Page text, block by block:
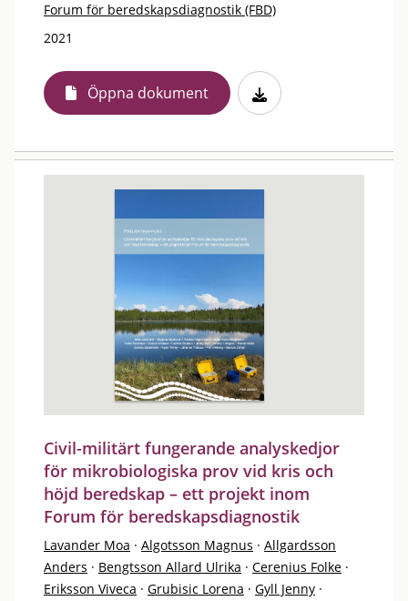
Forum för beredskapsdiagnostik (FBD)
2021
Öppna dokument
Civil-militärt fungerande analyskedjor
för mikrobiologiska prov vid kris och
höjd beredskap – ett projekt inom
Forum för beredskapsdiagnostik
Lavander Moa · Algotsson Magnus · Allgardsson
Anders · Bengtsson Allard Ulrika · Cerenius Folke ·
Eriksson Viveca · Grubisic Lorena · Gyll Jenny ·